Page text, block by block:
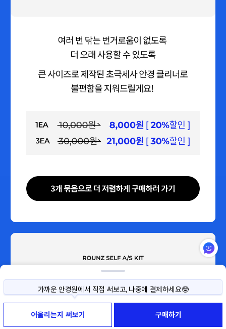
가까운 안경원에서 직접 써보고, 나중에 결제하세요🤓
사이즈나 색상이 고민된다면, 직접 써보고 구매하세요!
써보기 예약부터 반품까지 모두 무료예요😉
가까운 안경원에서 직접 써보고, 나중에 결제하세요🤓
어울리는지 써보기 구매하기